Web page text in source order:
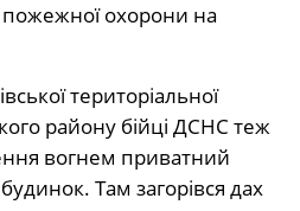
пожежної охорони на
територіальної
району бійці ДСНС теж
вогнем приватний
Там загорівся дах